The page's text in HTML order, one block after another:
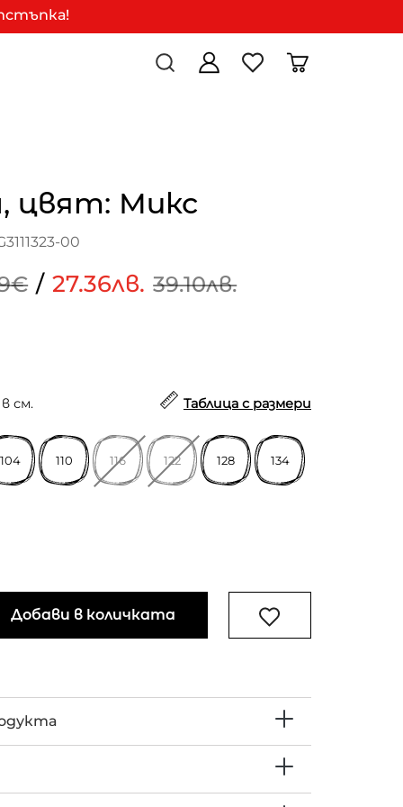
цвят: Микс
00
/ 27.36лв. 39.10лв.
см. Таблица с размери
104 110 116 122 128 134
Добави в количката